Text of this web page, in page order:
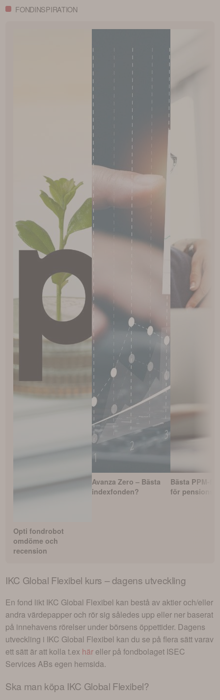
FONDINSPIRATION
Opti fondrobot
omdöme och
recension
Avanza Zero – Bästa
indexfonden?
Bästa PPM-
för
IKC Global Flexibel kurs – dagens utveckling
En fond likt IKC Global Flexibel kan bestå av aktier och/eller
andra värdepapper och rör sig således upp eller ner baserat
på innehavens rörelser under börsens öppettider. Dagens
utveckling i IKC Global Flexibel kan du se på flera sätt varav
ett sätt är att kolla t.ex här eller på fondbolaget ISEC
Services ABs egen hemsida.
Ska man köpa IKC Global Flexibel?